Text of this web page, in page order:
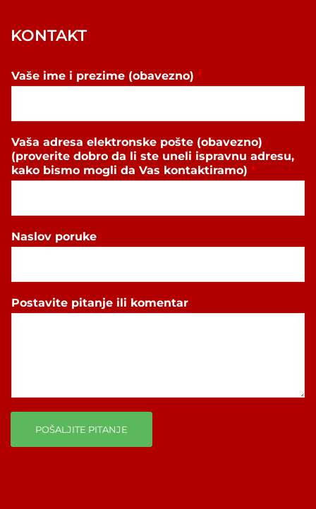
KONTAKT
Vaše ime i prezime (obavezno) *
Vaša adresa elektronske pošte (obavezno)
(proverite dobro da li ste uneli ispravnu adresu,
kako bismo mogli da Vas kontaktiramo) *
Naslov poruke
Postavite pitanje ili komentar
POŠALJITE PITANJE